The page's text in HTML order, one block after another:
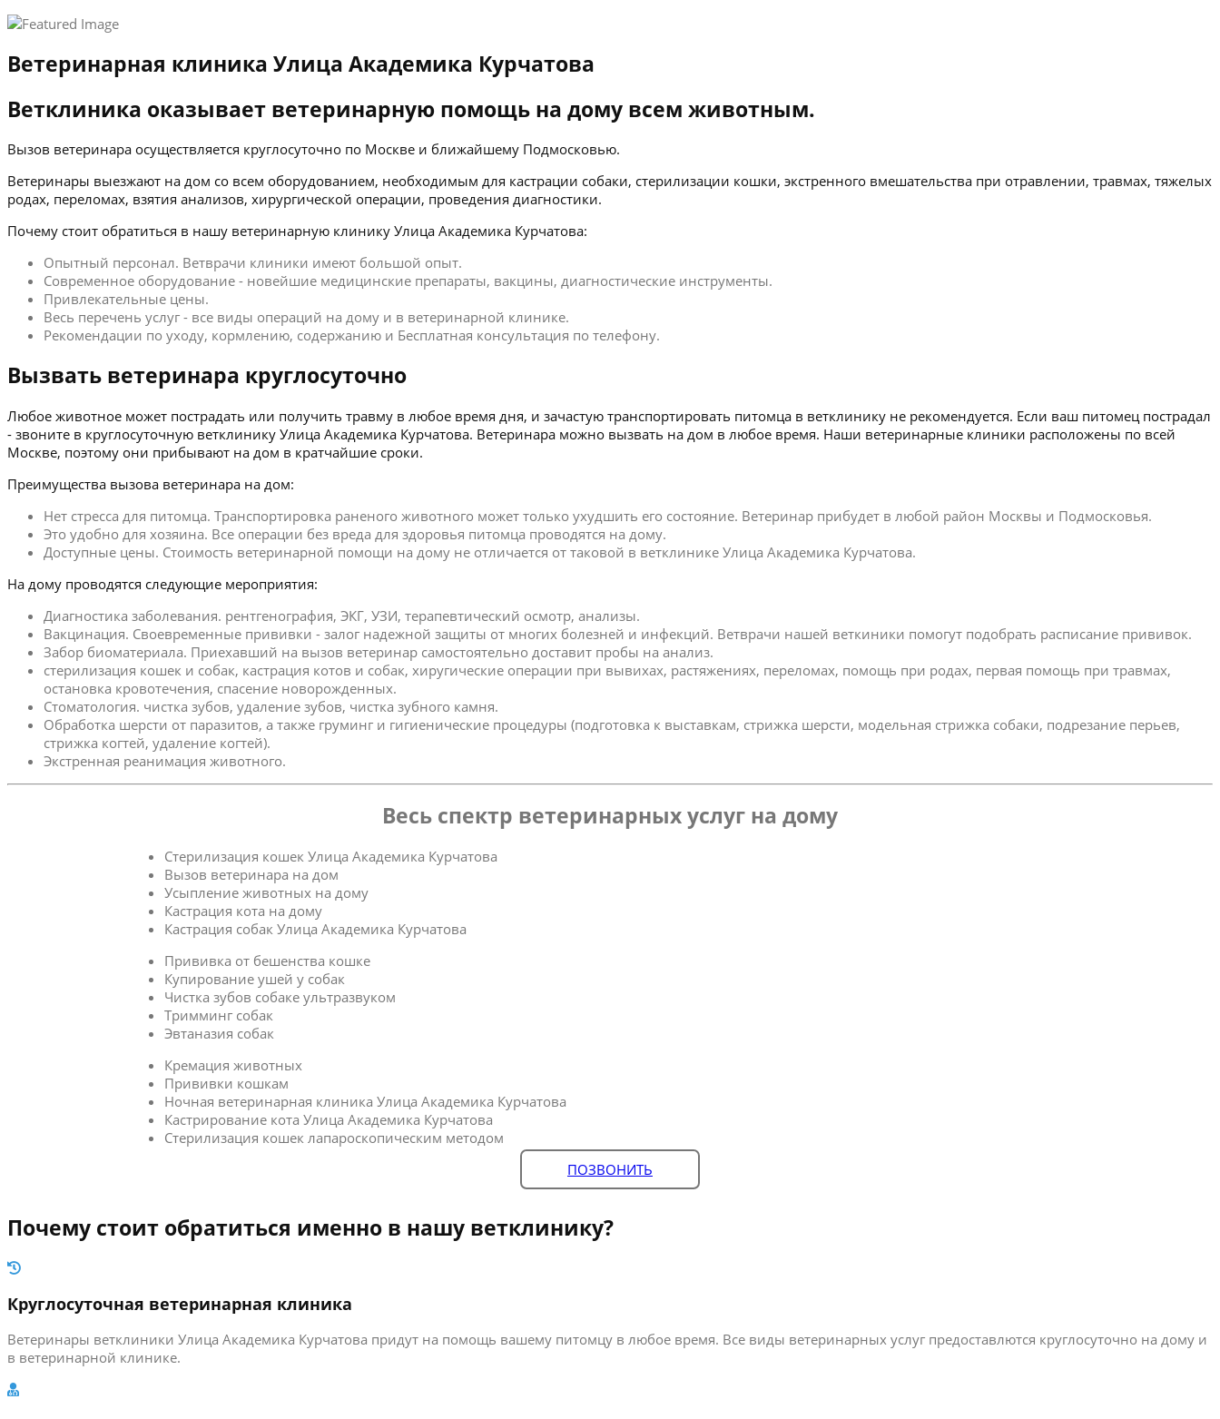
Ветеринарная клиника Улица Академика Курчатова
Ветклиника оказывает ветеринарную помощь на дому всем животным.
Вызов ветеринара осуществляется круглосуточно по Москве и ближайшему Подмосковью.
Ветеринары выезжают на дом со всем оборудованием, необходимым для кастрации собаки, стерилизации кошки, экстренного вмешательства при отравлении, травмах, тяжелых
родах, переломах, взятия анализов, хирургической операции, проведения диагностики.
Почему стоит обратиться в нашу ветеринарную клинику Улица Академика Курчатова:
Опытный персонал. Ветврачи клиники имеют большой опыт.
Современное оборудование - новейшие медицинские препараты, вакцины, диагностические инструменты.
Привлекательные цены.
Весь перечень услуг - все виды операций на дому и в ветеринарной клинике.
Рекомендации по уходу, кормлению, содержанию и Бесплатная консультация по телефону.
Вызвать ветеринара круглосуточно
Любое животное может пострадать или получить травму в любое время дня, и зачастую транспортировать питомца в ветклинику не рекомендуется. Если ваш питомец пострадал
- звоните в круглосуточную ветклинику Улица Академика Курчатова. Ветеринара можно вызвать на дом в любое время. Наши ветеринарные клиники расположены по всей
Москве, поэтому они прибывают на дом в кратчайшие сроки.
Преимущества вызова ветеринара на дом:
Нет стресса для питомца. Транспортировка раненого животного может только ухудшить его состояние. Ветеринар прибудет в любой район Москвы и Подмосковья.
Это удобно для хозяина. Все операции без вреда для здоровья питомца проводятся на дому.
Доступные цены. Стоимость ветеринарной помощи на дому не отличается от таковой в ветклинике Улица Академика Курчатова.
На дому проводятся следующие мероприятия:
Диагностика заболевания. рентгенография, ЭКГ, УЗИ, терапевтический осмотр, анализы.
Вакцинация. Своевременные прививки - залог надежной защиты от многих болезней и инфекций. Ветврачи нашей веткиники помогут подобрать расписание прививок.
Забор биоматериала. Приехавший на вызов ветеринар самостоятельно доставит пробы на анализ.
стерилизация кошек и собак, кастрация котов и собак, хиругические операции при вывихах, растяжениях, переломах, помощь при родах, первая помощь при травмах,
остановка кровотечения, спасение новорожденных.
Стоматология. чистка зубов, удаление зубов, чистка зубного камня.
Обработка шерсти от паразитов, а также груминг и гигиенические процедуры (подготовка к выставкам, стрижка шерсти, модельная стрижка собаки, подрезание перьев,
стрижка когтей, удаление когтей).
Экстренная реанимация животного.
Весь спектр ветеринарных услуг на дому
Стерилизация кошек Улица Академика Курчатова
Вызов ветеринара на дом
Усыпление животных на дому
Кастрация кота на дому
Кастрация собак Улица Академика Курчатова
Прививка от бешенства кошке
Купирование ушей у собак
Чистка зубов собаке ультразвуком
Тримминг собак
Эвтаназия собак
Кремация животных
Прививки кошкам
Ночная ветеринарная клиника Улица Академика Курчатова
Кастрирование кота Улица Академика Курчатова
Стерилизация кошек лапароскопическим методом
ПОЗВОНИТЬ
Почему стоит обратиться именно в нашу ветклинику?
Круглосуточная ветеринарная клиника
Ветеринары ветклиники Улица Академика Курчатова придут на помощь вашему питомцу в любое время. Все виды ветеринарных услуг предоставлются круглосуточно на дому и
в ветеринарной клинике.